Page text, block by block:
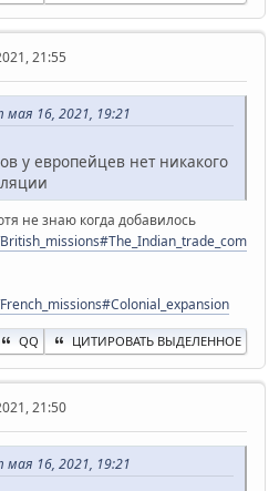
21:55
16, 2021, 19:21
у европейцев нет никакого
не знаю когда добавилось
QQ ЦИТИРОВАТЬ ВЫДЕЛЕННОЕ
21:50
16, 2021, 19:21